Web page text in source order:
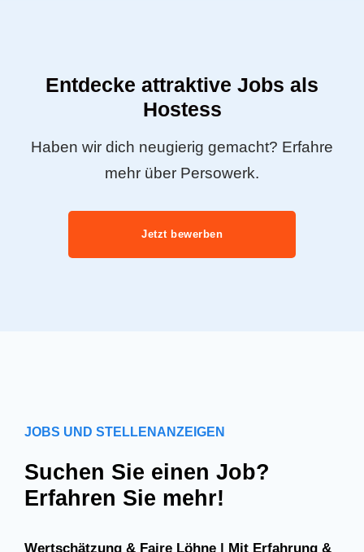
Entdecke attraktive Jobs als
Hostess
Haben wir dich neugierig gemacht? Erfahre
mehr über Persowerk.
Jetzt bewerben
JOBS UND STELLENANZEIGEN
Suchen Sie einen Job?
Erfahren Sie mehr!
Wertschätzung & Faire Löhne | Mit Erfahrung &